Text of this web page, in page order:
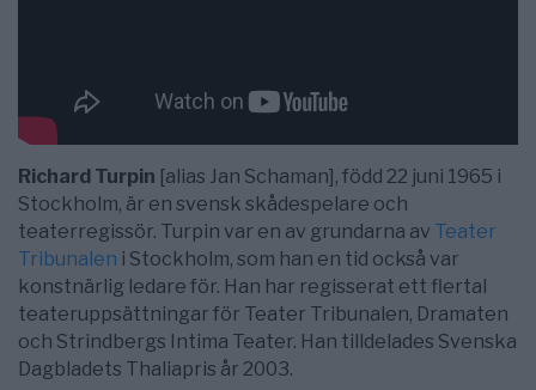
Richard Turpin [alias Jan Schaman], född 22 juni 1965 i
Stockholm, är en svensk skådespelare och
teaterregissör. Turpin var en av grundarna av Teater
Tribunalen i Stockholm, som han en tid också var
konstnärlig ledare för. Han har regisserat ett flertal
teateruppsättningar för Teater Tribunalen, Dramaten
och Strindbergs Intima Teater. Han tilldelades Svenska
Dagbladets Thaliapris år 2003.